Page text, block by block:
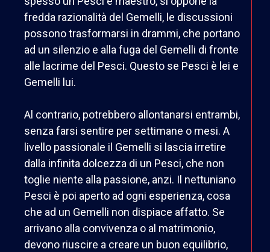
fredda razionalità del Gemelli, le discussioni
possono trasformarsi in drammi, che portano
ad un silenzio e alla fuga del Gemelli di fronte
alle lacrime del Pesci. Questo se Pesci è lei e
Gemelli lui.
Al contrario, potrebbero allontanarsi entrambi,
senza farsi sentire per settimane o mesi. A
livello passionale il Gemelli si lascia irretire
dalla infinita dolcezza di un Pesci, che non
toglie niente alla passione, anzi. Il nettuniano
Pesci è poi aperto ad ogni esperienza, cosa
che ad un Gemelli non dispiace affatto. Se
arrivano alla convivenza o al matrimonio,
devono riuscire a creare un buon equilibrio,